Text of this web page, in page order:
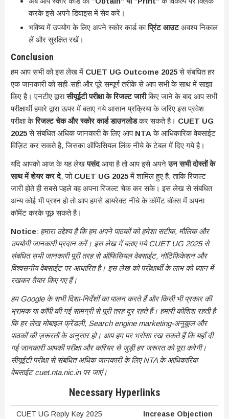
करके इसे अपने डिवाइस में सेव करें।
भविष्य में उपयोग के लिए अपने स्कोर कार्ड काप्रिंट आउटअवश्य निकाल
लें और सुरक्षित रखें।
Conclusion
हम आप सभी को इस लेख में CUET UG Outcome 2025से संबधित हर
एक जानकारी को सही-सही और पूरे सम्पूर्ण तरीके से आप सभी के साथ में साझा
किए है। एनटीए द्वारासीयूईटी परीक्षा के रिजल्ट जारीकिए जाने के बाद आप सभी
परीक्षार्थी हमारे द्वारा ऊपर में बताए गये आसान प्रक्रिया के जरिए इस प्रवेश
परीक्षा केरिजल्ट चेक और स्कोर कार्ड डाउनलोडकर सकते है। CUET UG
2025से संबधित अधिक जानकारी के लिए आप NTA के आधिकारिक वेबसाईट
विज़िट कर सकते है, जिसका ऑफिसियल लिंक नीचे के टेबल में दिए गये है।
यदि आपको आज के यह लेखपसंदआया है तो आप इसे अपनेउन सभी दोस्तों के
साथ में शेयर कर दे, जो CUET UG 2025में शामिल हुए है, ताकि रिजल्ट
जारी होते ही सबसे पहले वह अपना रिजल्ट चेक कर सके। इस लेख से संबधित
अन्य कोई भी प्रश्न हो तो आप हमसे डायरेक्ट नीचे के कॉमेंट बॉक्स में अपना
कॉमेंट करके पूछ सकते है।
Notice: हमारा उद्देश्य है कि हम अपने पाठकों को हमेशा सटीक, मौलिक और
उपयोगी जानकारी प्रदान करें। इस लेख में बताए गये CUET UG 2025 से
संबधित सभी जानकारी पूरी तरह से ऑफिसियल वेबसाईट, नोटिफिकेशन और
विश्वसनीय वेबसाईट पर आधारित है। इस लेख को परीक्षार्थी के लाभ को ध्यान में
रखकर तैयार किए गए हैं।
हम Google के सभी दिशा-निर्देशों का पालन करते हैं और किसी भी प्रकार की
भ्रामक या कॉपी की गई सामग्री से पूरी तरह दूर रहते हैं। हमारी कोशिश रहती है
कि हर लेख मोबाइल फ्रेंडली, Search engine marketing-अनुकूल और
पाठकों की ज़रूरतों के अनुसार हो। आप हम पर भरोसा रख सकते हैं कि यहाँ दी
गई जानकारी आपकी परीक्षा और करियर से जुड़ी हर जरूरत को पूरा करेगी।
सीयूईटी परीक्षा से संबधित अधिक जानकारी के लिए NTA के आधिकारिक
वेबसाईट cuet.nta.nic.in पर जाएं।
Necessary Hyperlinks
Increase Objection